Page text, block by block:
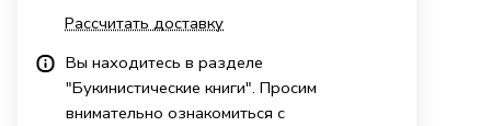
Рассчитать доставку
Вы находитесь в разделе
"Букинистические книги". Просим
внимательно ознакомиться с